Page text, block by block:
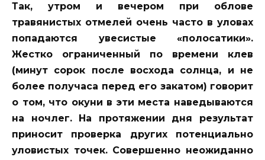
Так, утром и вечером при облове
травянистых отмелей очень часто в уловах
попадаются увесистые «полосатики».
Жестко ограниченный по времени клев
(минут сорок после восхода солнца, и не
более получаса перед его закатом) говорит
о том, что окуни в эти места наведываются
на ночлег. На протяжении дня результат
приносит проверка других потенциально
уловистых точек. Совершенно неожиданно